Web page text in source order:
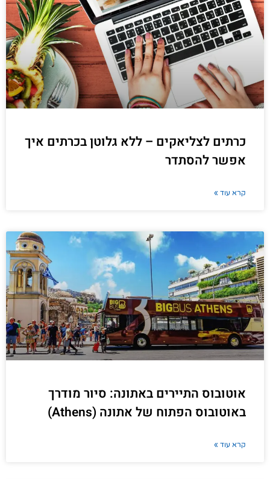
כרתים לצליאקים – ללא גלוטן בכרתים איך
אפשר להסתדר
קרא עוד »
אוטובוס התיירים באתונה: סיור מודרך
באוטובוס הפתוח של אתונה (Athens)
קרא עוד »